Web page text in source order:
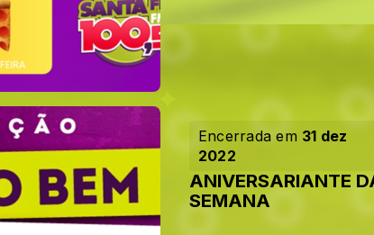
Encerrada em 31 dez
2022
ANIVERSARIANTE
SEMANA